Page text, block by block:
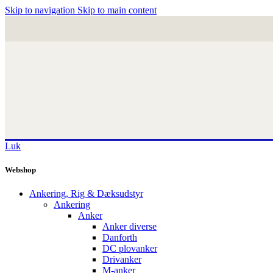
Skip to navigation Skip to main content
Luk
Webshop
Ankering, Rig & Dæksudstyr
Ankering
Anker
Anker diverse
Danforth
DC plovanker
Drivanker
M-anker